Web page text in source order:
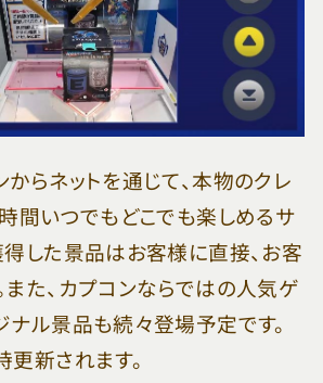
らネットを通じて、本物のクレ
間いつでもどこでも楽しめるサ
した景品はお客様に直接、お客
また、カプコンならではの人気ゲ
ナル景品も続々登場予定です。
更新されます。